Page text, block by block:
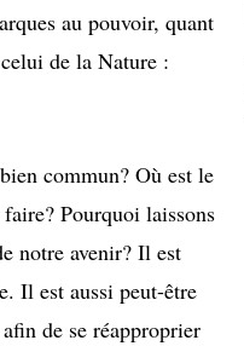
au pouvoir, quant
de la Nature :
commun? Où est le
Pourquoi laissons
notre avenir? Il est
Il est aussi peut-être
de se réapproprier